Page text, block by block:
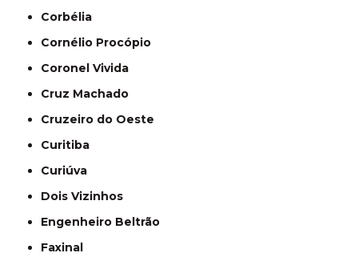
Corbélia
Cornélio Procópio
Coronel Vivida
Cruz Machado
Cruzeiro do Oeste
Curitiba
Curiúva
Dois Vizinhos
Engenheiro Beltrão
Faxinal